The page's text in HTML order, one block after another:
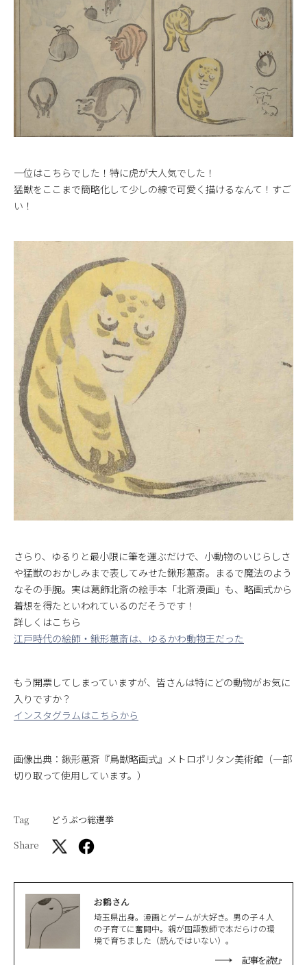
一位はこちらでした！特に虎が大人気でした！
猛獣をここまで簡略化して少しの線で可愛く描けるなんて！すご
い！
さらり、ゆるりと最小限に筆を運ぶだけで、小動物のいじらしさ
や猛獣のおかしみまで表してみせた鍬形蕙斎。まるで魔法のよう
なその手腕。実は葛飾北斎の絵手本「北斎漫画」も、略画式から
着想を得たといわれているのだそうです！
詳しくはこちら
江戸時代の絵師・鍬形蕙斎は、ゆるかわ動物王だった
もう開票してしまっていますが、皆さんは特にどの動物がお気に
入りですか？
インスタグラムはこちらから
画像出典：鍬形蕙斎『鳥獣略画式』メトロポリタン美術館（一部
切り取って使用しています。）
Tag
どうぶつ総選挙
Share
お鶴さん
埼玉県出身。漫画とゲームが大好き。男の子４人
の子育てに奮闘中。親が国語教師で本だらけの環
境で育ちました（読んではいない）。
記事を読む